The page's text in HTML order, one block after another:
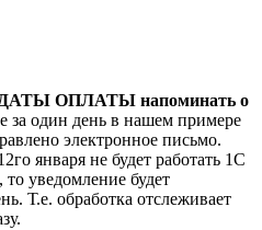
ДАТЫ ОПЛАТЫ напоминать о
за один день в нашем примере
электронное письмо.
января не будет работать 1С
уведомление будет
Т.е. обработка отслеживает